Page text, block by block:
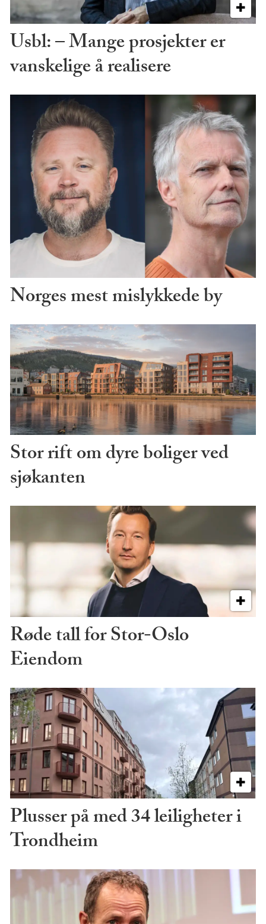
Usbl: – Mange prosjekter er
vanskelige å realisere
Norges mest mislykkede by
Stor rift om dyre boliger ved
sjøkanten
Røde tall for Stor-Oslo
Eiendom
Plusser på med 34 leiligheter i
Trondheim